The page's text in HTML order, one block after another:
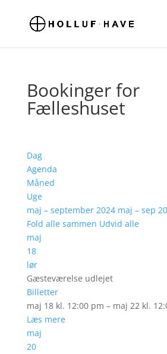
Bookinger for
Fælleshuset
Dag
Agenda
Måned
Uge
maj – september 2024 maj – sep
Fold alle sammen Udvid alle
maj
18
lør
Gæsteværelse udlejet
Billetter
maj 18 kl. 12:00 pm – maj 22 kl.
Læs mere
maj
20